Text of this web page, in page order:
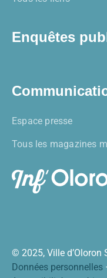
Enquêtes
Espace presse
Tous les magazines
© 2025, Ville d’Oloron
Données personnelles